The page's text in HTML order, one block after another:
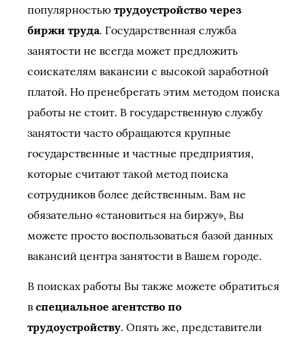
популярностью трудоустройство через
биржи труда. Государственная служба
занятости не всегда может предложить
соискателям вакансии с высокой заработной
платой. Но пренебрегать этим методом поиска
работы не стоит. В государственную службу
занятости часто обращаются крупные
государственные и частные предприятия,
которые считают такой метод поиска
сотрудников более действенным. Вам не
обязательно «становиться на биржу», Вы
можете просто воспользоваться базой данных
вакансий центра занятости в Вашем городе.
В поисках работы Вы также можете обратиться
в специальное агентство по
трудоустройству. Опять же, представители